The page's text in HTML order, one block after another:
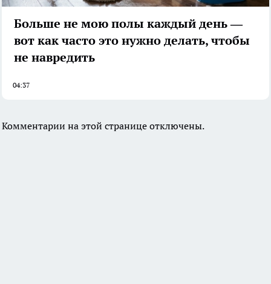
Больше не мою полы каждый день —
вот как часто это нужно делать, чтобы
не навредить
04:37
Комментарии на этой странице отключены.